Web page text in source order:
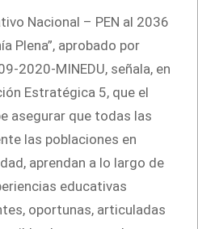
Nacional – PEN al 2036
Plena”, aprobado por
2020-MINEDU, señala, en
Estratégica 5, que el
asegurar que todas las
las poblaciones en
aprendan a lo largo de
educativas
oportunas, articuladas